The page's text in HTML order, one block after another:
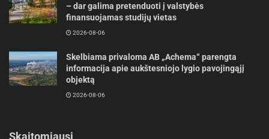
– dar galima pretenduoti į valstybės
finansuojamas studijų vietas
2026-08-06
Skelbiama privaloma AB „Achema“ parengta
informacija apie aukštesniojo lygio pavojingąjį
objektą
2026-08-06
Skaitomiausi